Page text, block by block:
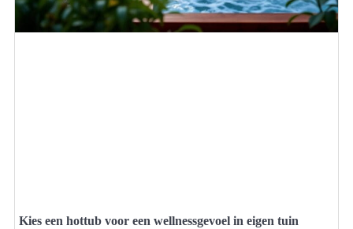
Kies een hottub voor een wellnessgevoel in eigen tuin